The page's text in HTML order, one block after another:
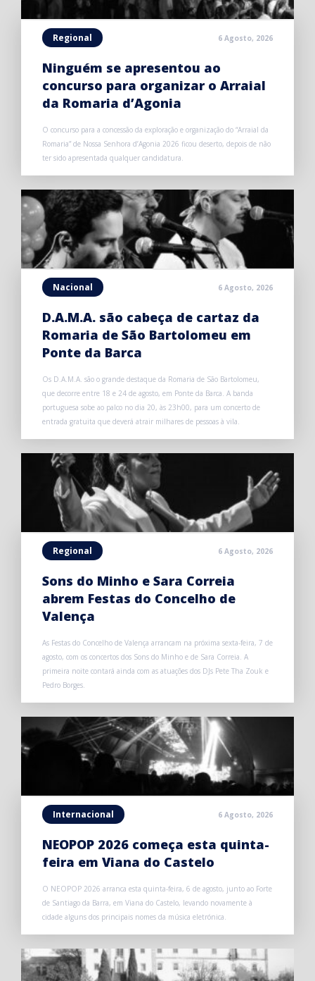
Regional 6 Agosto, 2026
Ninguém se apresentou ao
concurso para organizar o Arraial
da Romaria d’Agonia
O concurso para a concessão da exploração e organização do “Arraial da
Romaria” de Nossa Senhora d’Agonia 2026 ficou deserto, depois de não
ter sido apresentada qualquer candidatura.
Nacional 6 Agosto, 2026
D.A.M.A. são cabeça de cartaz da
Romaria de São Bartolomeu em
Ponte da Barca
Os D.A.M.A. são o grande destaque da Romaria de São Bartolomeu,
que decorre entre 18 e 24 de agosto, em Ponte da Barca. A banda
portuguesa sobe ao palco no dia 20, às 23h00, para um concerto de
entrada gratuita que deverá atrair milhares de pessoas à vila.
Regional 6 Agosto, 2026
Sons do Minho e Sara Correia
abrem Festas do Concelho de
Valença
As Festas do Concelho de Valença arrancam na próxima sexta-feira, 7 de
agosto, com os concertos dos Sons do Minho e de Sara Correia. A
primeira noite contará ainda com as atuações dos DJs Pete Tha Zouk e
Pedro Borges.
Internacional 6 Agosto, 2026
NEOPOP 2026 começa esta quinta-
feira em Viana do Castelo
O NEOPOP 2026 arranca esta quinta-feira, 6 de agosto, junto ao Forte
de Santiago da Barra, em Viana do Castelo, levando novamente à
cidade alguns dos principais nomes da música eletrónica.